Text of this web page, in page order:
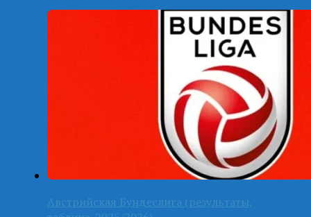
Австрийская Бундеслига (результаты,